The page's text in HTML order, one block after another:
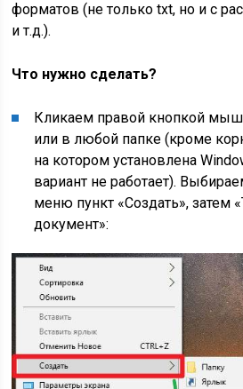
форматов (не только txt, но и с
и т.д.).
Что нужно сделать?
Кликаем правой кнопкой
или в любой папке (кроме
на котором установлена
вариант не работает).
меню пункт «Создать», затем
документ»: